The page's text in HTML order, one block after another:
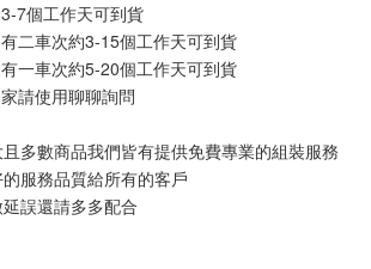
7個工作天可到貨
二車次約3-15個工作天可到貨
一車次約5-20個工作天可到貨
請使用聊聊詢問
多數商品我們皆有提供免費專業的組裝服務
服務品質給所有的客戶
誤還請多多配合